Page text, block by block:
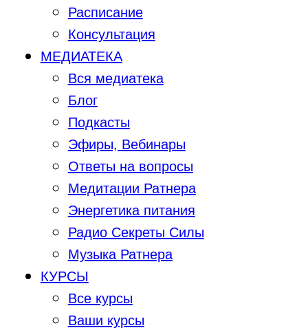
Расписание
Консультация
МЕДИАТЕКА
Вся медиатека
Блог
Подкасты
Эфиры, Вебинары
Ответы на вопросы
Медитации Ратнера
Энергетика питания
Радио Секреты Силы
Музыка Ратнера
КУРСЫ
Все курсы
Ваши курсы